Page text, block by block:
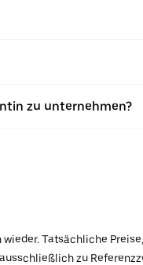
zu unternehmen?
Tatsächliche
zu